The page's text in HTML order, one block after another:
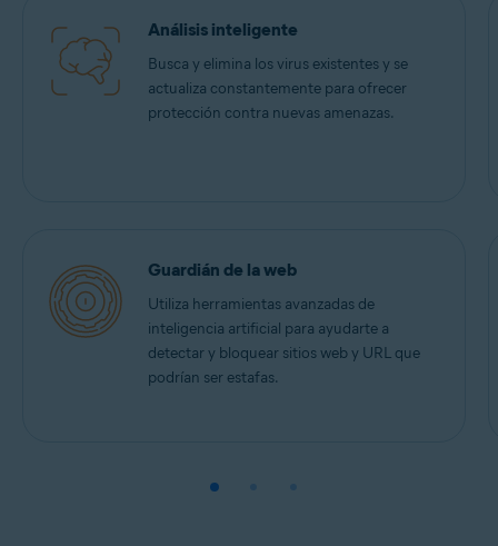
Análisis inteligente
Busca y elimina los virus existentes y se
actualiza constantemente para ofrecer
protección contra nuevas amenazas.
Guardián de la web
Utiliza herramientas avanzadas de
inteligencia artificial para ayudarte a
detectar y bloquear sitios web y URL que
podrían ser estafas.